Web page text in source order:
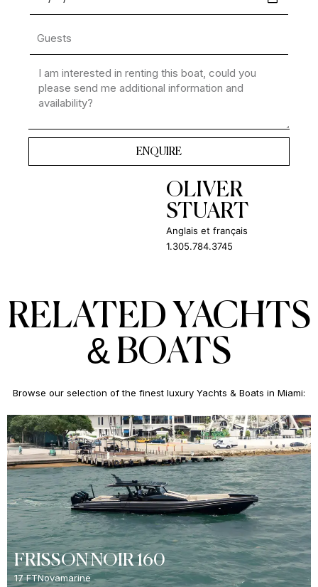
ENQUIRE
OLIVER
STUART
Anglais et français
1.305.784.3745
RELATED YACHTS
& BOATS
Browse our selection of the finest luxury Yachts & Boats in Miami:
FRISSON NOIR 160
17 FTNovamarine